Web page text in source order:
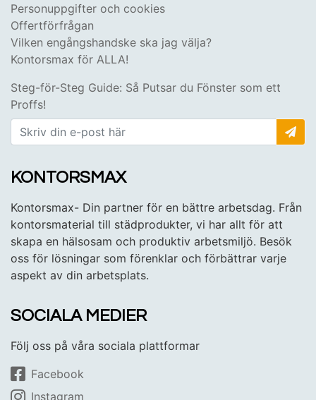
Personuppgifter och cookies
Offertförfrågan
Vilken engångshandske ska jag välja?
Kontorsmax för ALLA!
Steg-för-Steg Guide: Så Putsar du Fönster som ett
Proffs!
KONTORSMAX
Kontorsmax- Din partner för en bättre arbetsdag. Från
kontorsmaterial till städprodukter, vi har allt för att
skapa en hälsosam och produktiv arbetsmiljö. Besök
oss för lösningar som förenklar och förbättrar varje
aspekt av din arbetsplats.
SOCIALA MEDIER
Följ oss på våra sociala plattformar
Facebook
Instagram